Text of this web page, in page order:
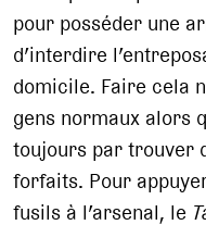
pour posséder une
d’interdire
domicile. Faire cela
gens normaux alors
toujours par trouver
forfaits. Pour
fusils à l’arsenal, le